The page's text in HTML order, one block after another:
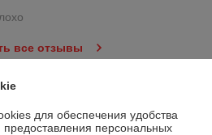
все отзывы
для обеспечения удобства
предоставления персональных